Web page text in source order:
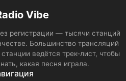
Vibe
регистрации — тысячи станций
Большинство трансляций
ведётся трек-лист, чтобы
какая песня играла.